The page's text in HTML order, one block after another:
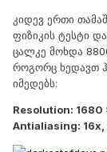
კიდევ ერთი
ფიზიკის ტესტი
ცალკე მოხდა
როგორც ხედავთ
იმედებს:
Resolution: 1680
Antialiasing: